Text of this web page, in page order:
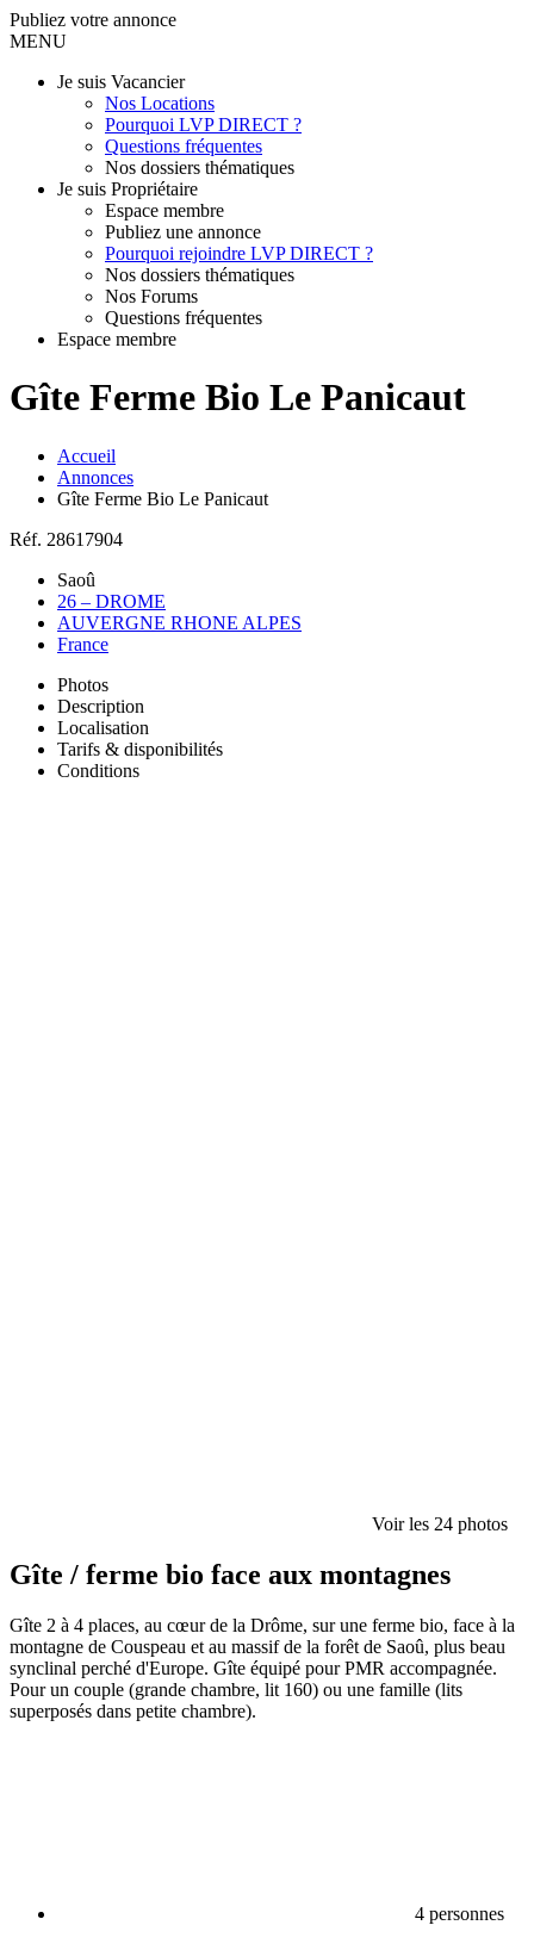
Publiez votre annonce
MENU
Je suis Vacancier
Nos Locations
Pourquoi LVP DIRECT ?
Questions fréquentes
Nos dossiers thématiques
Je suis Propriétaire
Espace membre
Publiez une annonce
Pourquoi rejoindre LVP DIRECT ?
Nos dossiers thématiques
Nos Forums
Questions fréquentes
Espace membre
Gîte Ferme Bio Le Panicaut
Accueil
Annonces
Gîte Ferme Bio Le Panicaut
Réf. 28617904
Saoû
26 – DROME
AUVERGNE RHONE ALPES
France
Photos
Description
Localisation
Tarifs & disponibilités
Conditions
Voir les 24 photos
Gîte / ferme bio face aux montagnes
Gîte 2 à 4 places, au cœur de la Drôme, sur une ferme bio, face à la
montagne de Couspeau et au massif de la forêt de Saoû, plus beau
synclinal perché d'Europe. Gîte équipé pour PMR accompagnée.
Pour un couple (grande chambre, lit 160) ou une famille (lits
superposés dans petite chambre).
4 personnes